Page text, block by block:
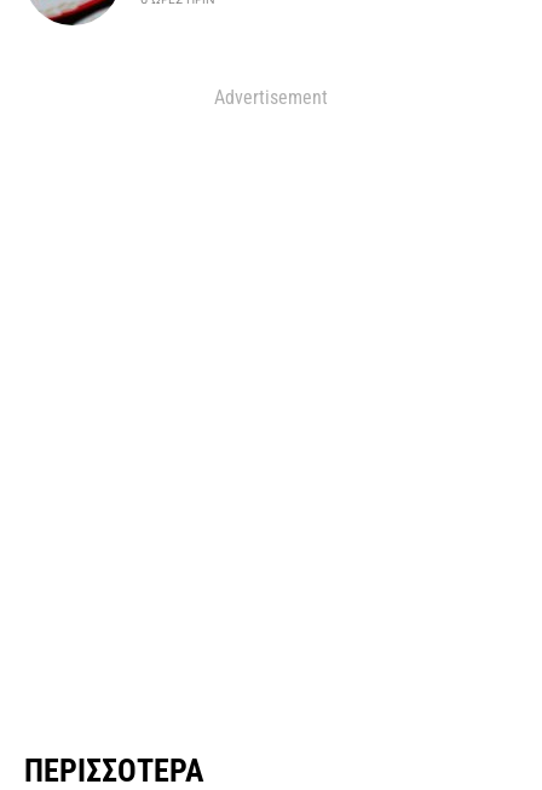
Advertisement
ΠΕΡΙΣΣΌΤΕΡΑ